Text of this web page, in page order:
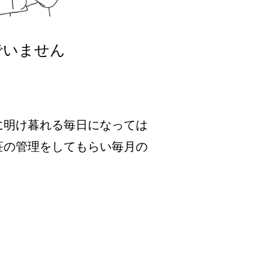
ません
け暮れる毎日になっては
管理をしてもらい毎月の